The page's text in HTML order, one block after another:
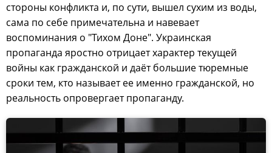
стороны конфликта и, по сути, вышел сухим из воды,
сама по себе примечательна и навевает
воспоминания о "Тихом Доне". Украинская
пропаганда яростно отрицает характер текущей
войны как гражданской и даёт большие тюремные
сроки тем, кто называет ее именно гражданской, но
реальность опровергает пропаганду.